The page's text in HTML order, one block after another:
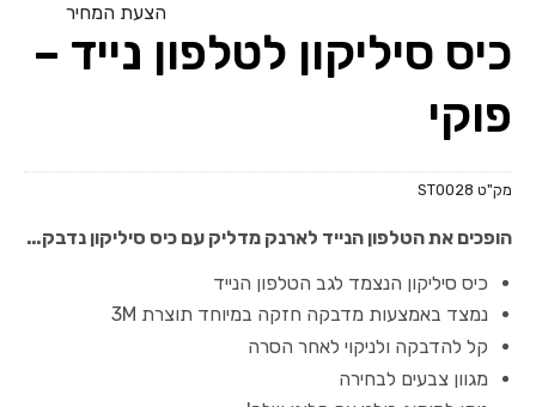
הצעת המחיר
כיס סיליקון לטלפון נייד –
פוקי
מק"ט ST0028
הופכים את הטלפון הנייד לארנק מדליק עם כיס סיליקון נדבק…
כיס סיליקון הנצמד לגב הטלפון הנייד
נמצד באמצעות מדבקה חזקה במיוחד תוצרת 3M
קל להדבקה ולניקוי לאחר הסרה
מגוון צבעים לבחירה